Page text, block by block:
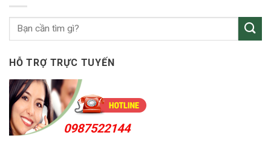
Sóng
HỖ TRỢ TRỰC TUYẾN
0987522144